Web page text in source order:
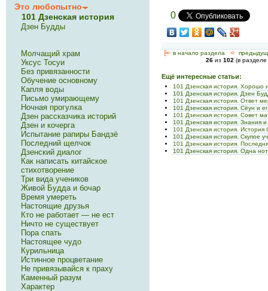
0
[<— в начало раздела <-
26 из 102 (в разделе
Ещё интересные статьи:
101 Дзенская история. Хорошо
101 Дзенская история. Дзен
101 Дзенская история. Ответ
101 Дзенская история. Сёун и
101 Дзенская история. Совет
101 Дзенская история. Знания
101 Дзенская история. История
101 Дзенская история. Скупое
101 Дзенская история.
101 Дзенская история. Одна
Это любопытно
101 Дзенская история
Дзен Будды
Молчащий храм
Уксус Тосуи
Без привязанности
Обучение основному
Капля воды
Письмо умирающему
Ночная прогулка
Дзен рассказчика историй
Дзен и кочерга
Испытание рапиры Бандзё
Последний щелчок
Дзенский диалог
Как написать китайское
стихотворение
Три вида учеников
Живой Будда и бочар
Время умереть
Настоящие друзья
Кто не работает — не ест
Ничто не существует
Пора спать
Настоящее чудо
Курильница
Истинное процветание
Не привязывайся к праху
Каменный разум
Характер